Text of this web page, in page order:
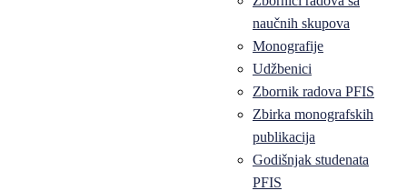
naučnih skupova
Monografije
Udžbenici
Zbornik radova PFIS
Zbirka monografskih
publikacija
Godišnjak studenata
PFIS